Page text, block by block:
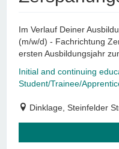
Im Verlauf Deiner
(m/w/d) - Fachrichtung
ersten Ausbildungsjahr
Initial and continuing
Student/Trainee/
Dinklage, Steinfelder